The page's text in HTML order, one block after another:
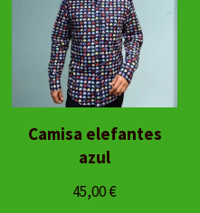
Camisa elefantes
azul
45,00€